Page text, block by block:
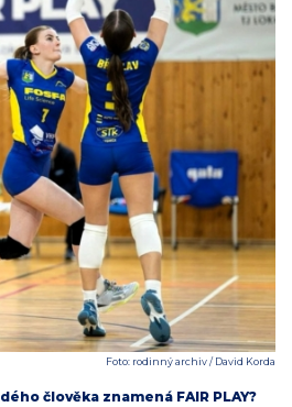
Foto: rodinný archiv / David Korda
člověka znamená FAIR PLAY?